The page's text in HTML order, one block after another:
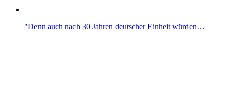
"Denn auch nach 30 Jahren deutscher Einheit würden…